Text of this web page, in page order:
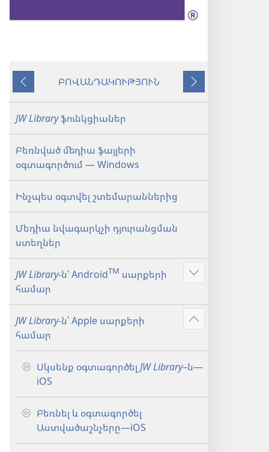
Նախորդ
ԲՈՎԱՆԴԱԿՈՒԹՅՈՒՆ
Հաջորդ
JW Libraryֆունկցիաներ
Բեռնված մեդիա ֆայլերի
օգտագործում — Windows
Ինչպես օգտվել շտեմարաններից
Մեդիա նվագարկչի դյուրանցման
ստեղներ
JW Library-ն՝ AndroidTM սարքերի
համար
Ցույց
ավելին
JW Library-ն՝ Apple սարքերի
համար
Ցույց
ավելին
Սկսենք օգտագործել JW Library–ն​—
iOS
Բեռնել և օգտագործել
Աստվածաշնչերը​—iOS